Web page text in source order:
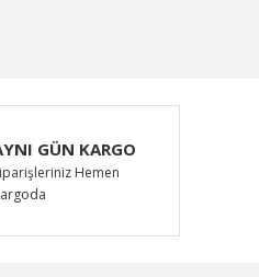
GÜN KARGO
Hemen